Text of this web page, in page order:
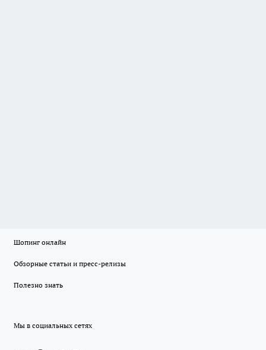
Шопинг онлайн
Обзорные статьи и пресс-релизы
Полезно знать
Мы в социальных сетях